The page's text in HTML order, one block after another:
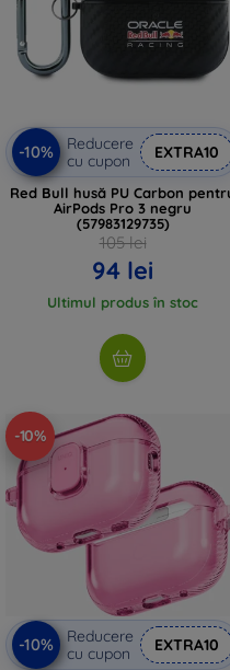
-10%
Reducere
cu cupon
EXTRA10
Red Bull husă PU Carbon
AirPods Pro 3 negru
(57983129735)
105 lei
94 lei
Ultimul produs în stoc
-10%
-10%
Reducere
cu cupon
EXTRA10